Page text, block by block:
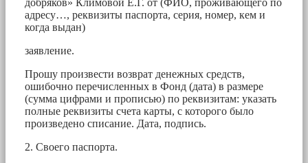
добряков» Климовой Е.Г. от (ФИО, проживающего по
адресу…, реквизиты паспорта, серия, номер, кем и
когда выдан)
заявление.
Прошу произвести возврат денежных средств,
ошибочно перечисленных в Фонд (дата) в размере
(сумма цифрами и прописью) по реквизитам: указать
полные реквизиты счета карты, с которого было
произведено списание. Дата, подпись.
2. Своего паспорта.